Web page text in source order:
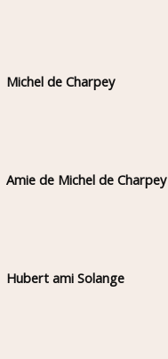
Michel de Charpey
Amie de Michel de Charpey
Hubert ami Solange